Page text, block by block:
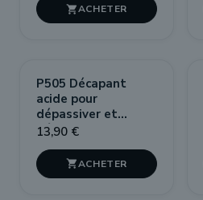

P505 Décapant
acide pour
dépassiver et
désoxyder
13,90 €
